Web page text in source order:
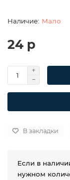
Мало
24 р
В закладки
Если в
нужном